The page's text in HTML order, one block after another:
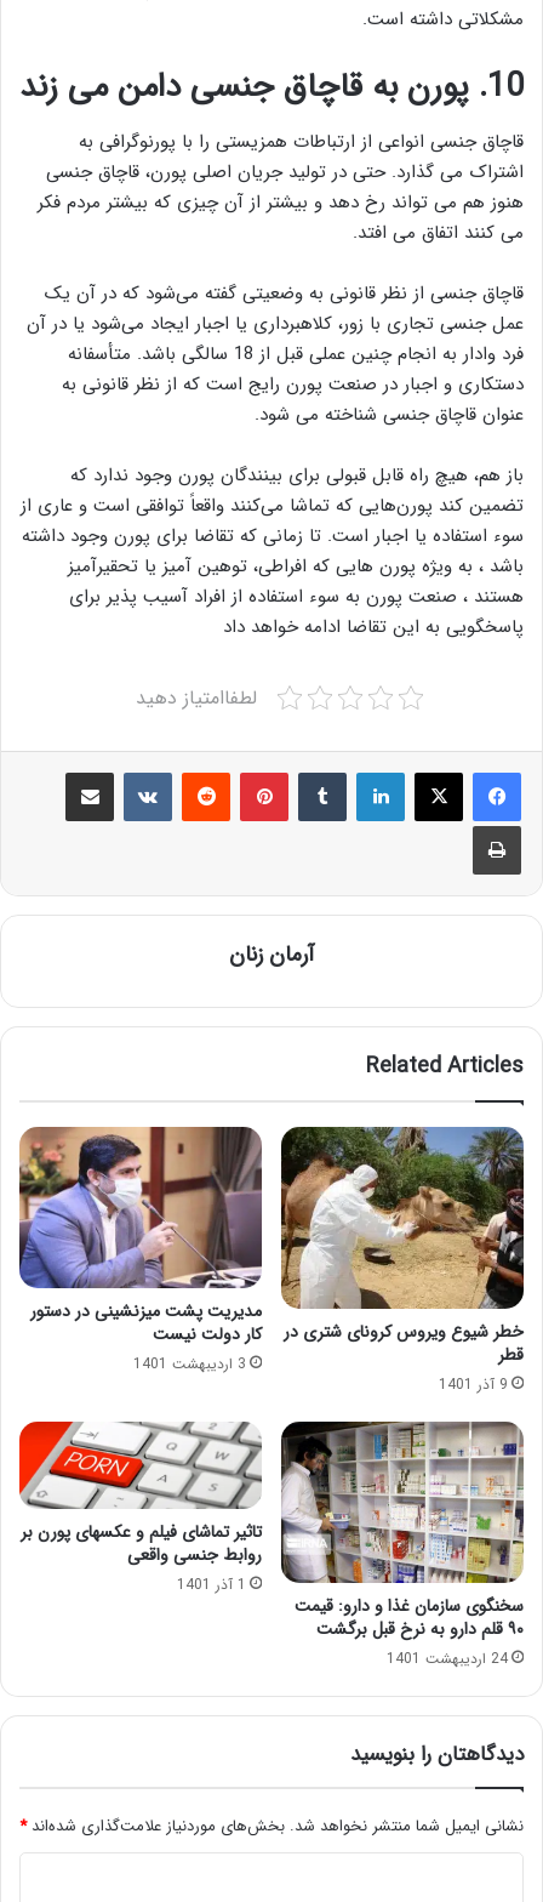
مشکلاتی داشته است.
10
. پورن به قاچاق جنسی دامن می زند
قاچاق جنسی انواعی از ارتباطات همزیستی را با پورنوگرافی به
اشتراک می گذارد. حتی در تولید جریان اصلی پورن، قاچاق جنسی
هنوز هم می تواند رخ دهد و بیشتر از آن چیزی که بیشتر مردم فکر
می کنند اتفاق می افتد.
قاچاق جنسی از نظر قانونی به وضعیتی گفته می‌شود که در آن یک
عمل جنسی تجاری با زور، کلاهبرداری یا اجبار ایجاد می‌شود یا در آن
فرد وادار به انجام چنین عملی قبل از 18 سالگی باشد. متأسفانه
دستکاری و اجبار در صنعت پورن رایج است که از نظر قانونی به
عنوان قاچاق جنسی شناخته می شود.
باز هم، هیچ راه قابل قبولی برای بینندگان پورن وجود ندارد که
تضمین کند پورن‌هایی که تماشا می‌کنند واقعاً توافقی است و عاری از
سوء استفاده یا اجبار است. تا زمانی که تقاضا برای پورن وجود داشته
باشد ، به ویژه پورن هایی که افراطی، توهین آمیز یا تحقیرآمیز
هستند ، صنعت پورن به سوء استفاده از افراد آسیب پذیر برای
پاسخگویی به این تقاضا ادامه خواهد داد
لطفاامتیاز دهید
LinkedIn
Tumblr
Pinterest
Reddit
VKontakte
Share via Email
Print
آرمان زنان
Related Articles
خطر شیوع ویروس کرونای شتری در
قطر
9 آذر 1401
مدیریت پشت میزنشینی در دستور
کار دولت نیست
3 اردیبهشت 1401
سخنگوی سازمان غذا و دارو: قیمت
۹۰ قلم دارو به نرخ قبل برگشت
24 اردیبهشت 1401
تاثیر تماشای فیلم و عکسهای پورن بر
روابط جنسی واقعی
1 آذر 1401
دیدگاهتان را بنویسید
نشانی ایمیل شما منتشر نخواهد شد. بخش‌های موردنیاز علامت‌گذاری شده‌اند*